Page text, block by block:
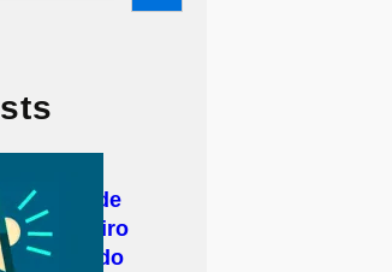
Estado de
de Janeiro